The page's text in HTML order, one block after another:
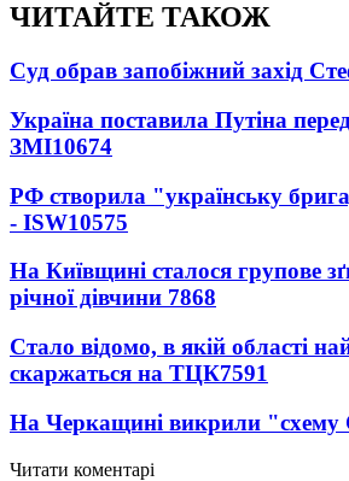
ЧИТАЙТЕ ТАКОЖ
Суд обрав запобіжний захід
Україна поставила Путіна
ЗМІ10674
РФ створила "українську
- ISW10575
На Київщині сталося групове
річної дівчини 7868
Стало відомо, в якій області
скаржаться на ТЦК7591
На Черкащині викрили
Читати коментарі